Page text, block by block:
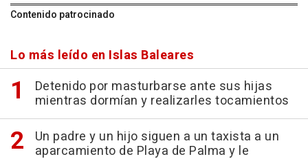
Contenido patrocinado
Lo más leído en Islas Baleares
Detenido por masturbarse ante sus hijas
mientras dormían y realizarles tocamientos
Un padre y un hijo siguen a un taxista a un
aparcamiento de Playa de Palma y le